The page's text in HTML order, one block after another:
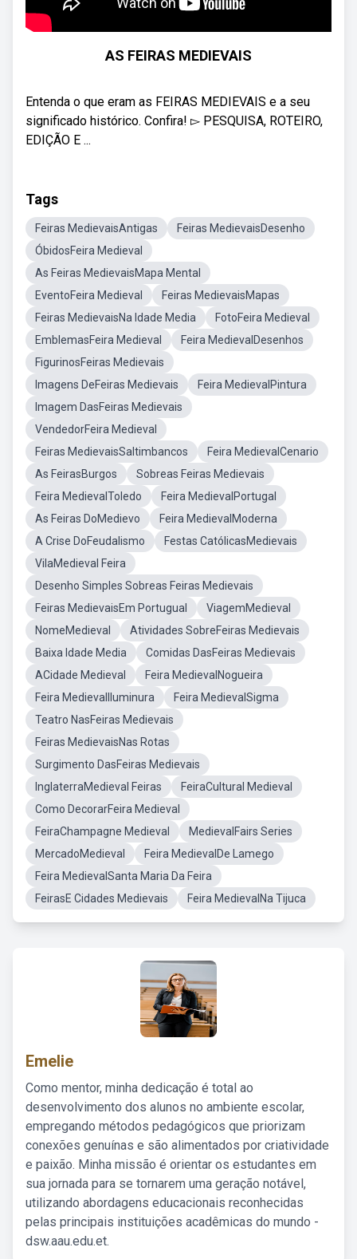
AS FEIRAS MEDIEVAIS
Entenda o que eram as FEIRAS MEDIEVAIS e a seu
significado histórico. Confira! ▻ PESQUISA, ROTEIRO,
EDIÇÃO E ...
Tags
Feiras MedievaisAntigas
Feiras MedievaisDesenho
ÓbidosFeira Medieval
As Feiras MedievaisMapa Mental
EventoFeira Medieval
Feiras MedievaisMapas
Feiras MedievaisNa Idade Media
FotoFeira Medieval
EmblemasFeira Medieval
Feira MedievalDesenhos
FigurinosFeiras Medievais
Imagens DeFeiras Medievais
Feira MedievalPintura
Imagem DasFeiras Medievais
VendedorFeira Medieval
Feiras MedievaisSaltimbancos
Feira MedievalCenario
As FeirasBurgos
Sobreas Feiras Medievais
Feira MedievalToledo
Feira MedievalPortugal
As Feiras DoMedievo
Feira MedievalModerna
A Crise DoFeudalismo
Festas CatólicasMedievais
VilaMedieval Feira
Desenho Simples Sobreas Feiras Medievais
Feiras MedievaisEm Portugual
ViagemMedieval
NomeMedieval
Atividades SobreFeiras Medievais
Baixa Idade Media
Comidas DasFeiras Medievais
ACidade Medieval
Feira MedievalNogueira
Feira MedievalIluminura
Feira MedievalSigma
Teatro NasFeiras Medievais
Feiras MedievaisNas Rotas
Surgimento DasFeiras Medievais
InglaterraMedieval Feiras
FeiraCultural Medieval
Como DecorarFeira Medieval
FeiraChampagne Medieval
MedievalFairs Series
MercadoMedieval
Feira MedievalDe Lamego
Feira MedievalSanta Maria Da Feira
FeirasE Cidades Medievais
Feira MedievalNa Tijuca
Emelie
Como mentor, minha dedicação é total ao
desenvolvimento dos alunos no ambiente escolar,
empregando métodos pedagógicos que priorizam
conexões genuínas e são alimentados por criatividade
e paixão. Minha missão é orientar os estudantes em
sua jornada para se tornarem uma geração notável,
utilizando abordagens educacionais reconhecidas
pelas principais instituições acadêmicas do mundo -
dsw.aau.edu.et.